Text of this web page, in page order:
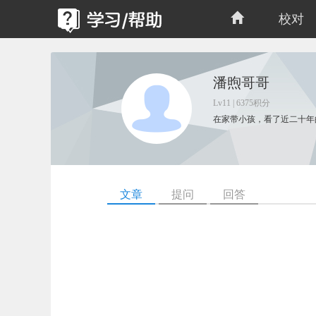
校对
潘煦哥哥
Lv11 | 6375积分
在家带小孩，看了近二十
文章 提问 回答